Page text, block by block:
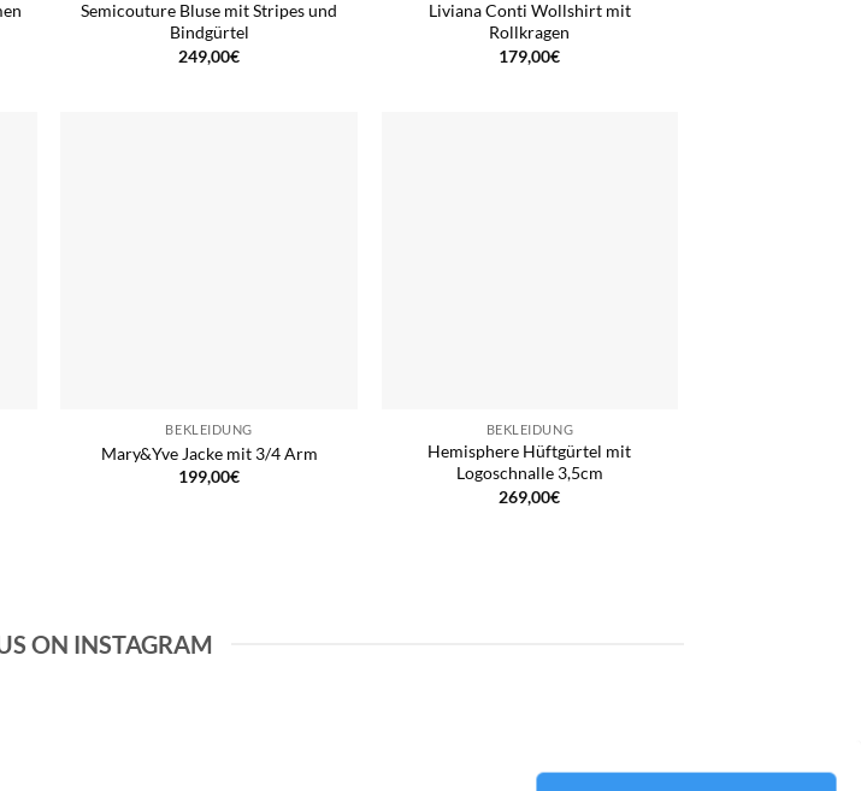
Semicouture Bluse mit Stripes und
Bindgürtel
249,00€
Liviana Conti Wollshirt mit
Rollkragen
179,00€
BEKLEIDUNG
Mary&Yve Jacke mit 3/4 Arm
199,00€
BEKLEIDUNG
Hemisphere Hüftgürtel mit
Logoschnalle 3,5cm
269,00€
ON INSTAGRAM